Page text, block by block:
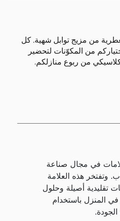
من مزيج توابل شهية. كل
من المكوّنات لتحضير
من ربوع منازلكم.
في مجال صناعة
وتفتخر هذه العلامة
تقليدية أصيلة وحلول
المنزل باستخدام
الجودة.